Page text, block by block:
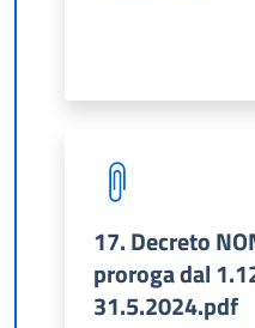
17. Decreto
proroga dal
31.5.2024.pdf